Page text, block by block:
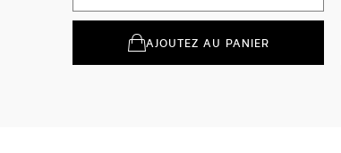
AJOUTEZ AU PANIER